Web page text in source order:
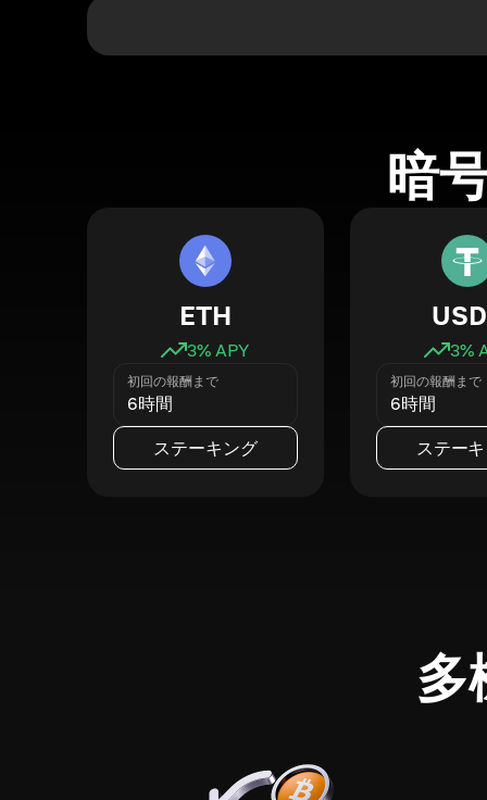
暗
ETH
3% APY
初回の報酬まで
6時間
ステーキング
3%
初回の報酬まで
6時間
ステー
多